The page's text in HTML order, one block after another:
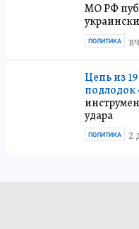
МО РФ
ПОЛИТИКА
Цепь из
подлодок
удара
2
ПОЛИТИКА